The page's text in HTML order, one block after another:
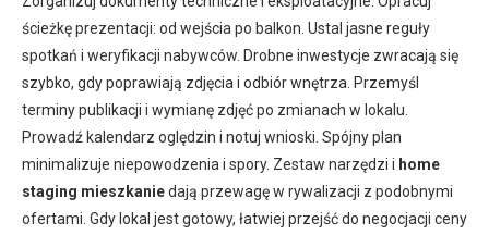
ścieżkę prezentacji: od wejścia po balkon. Ustal jasne reguły
spotkań i weryfikacji nabywców. Drobne inwestycje zwracają się
szybko, gdy poprawiają zdjęcia i odbiór wnętrza. Przemyśl
terminy publikacji i wymianę zdjęć po zmianach w lokalu.
Prowadź kalendarz oględzin i notuj wnioski. Spójny plan
minimalizuje niepowodzenia i spory. Zestaw narzędzi i home
staging mieszkaniedają przewagę w rywalizacji z podobnymi
ofertami. Gdy lokal jest gotowy, łatwiej przejść do negocjacji ceny